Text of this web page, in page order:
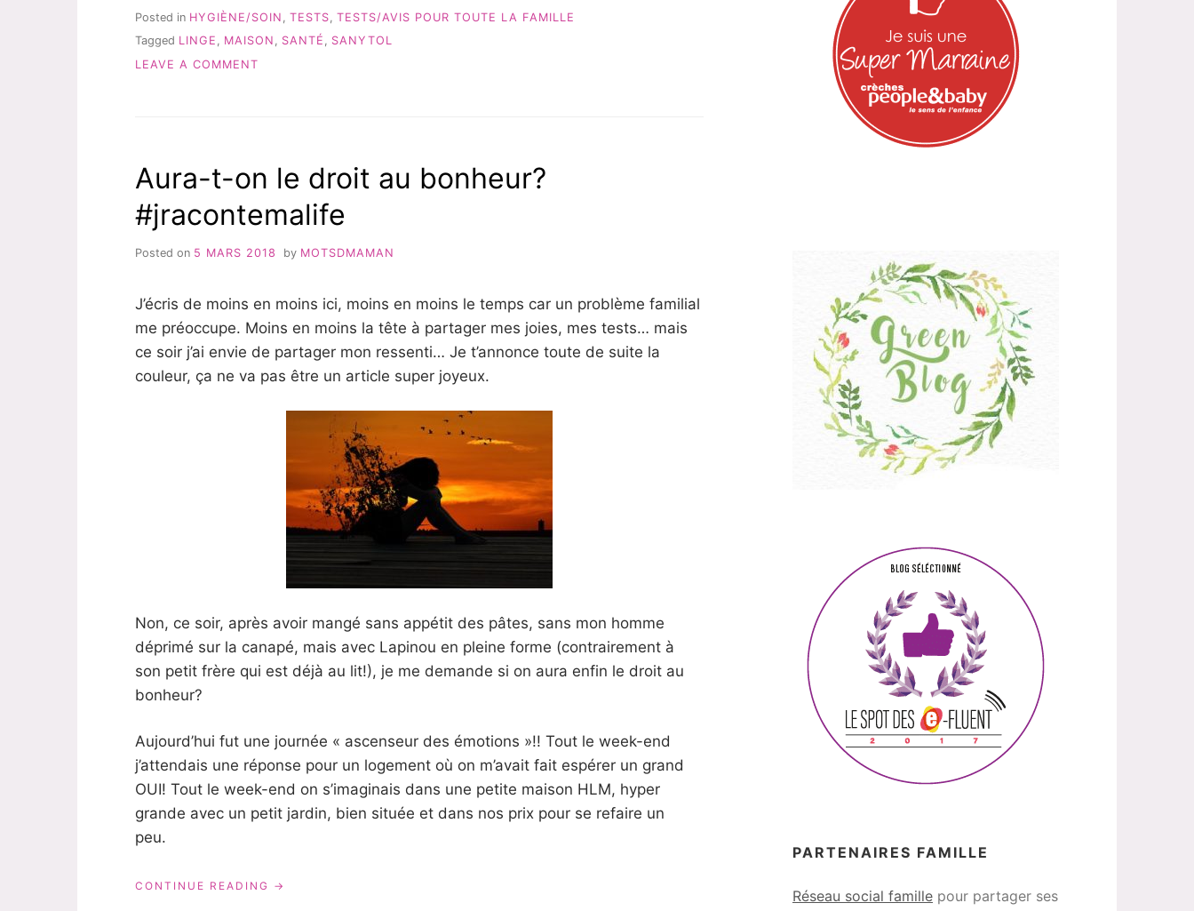
LINGE:
POURQUOI
ET
Posted in HYGIÈNE/SOIN , TESTS, TESTS/AVIS POUR TOUTE LA FAMILLE
Tagged LINGE , MAISON , SANTÉ , SANYTOL
LEAVE A COMMENT
ET
AVEC
Aura-t-on le droit au bonheur?
#jracontemalife
Posted on 5 MARS 2018 by MOTSDMAMAN
J’écris de moins en moins ici, moins en moins le temps car un problème familial
me préoccupe. Moins en moins la tête à partager mes joies, mes tests… mais
ce soir j’ai envie de partager mon ressenti… Je t’annonce toute de suite la
couleur, ça ne va pas être un article super joyeux.
Non, ce soir, après avoir mangé sans appétit des pâtes, sans mon homme
déprimé sur la canapé, mais avec Lapinou en pleine forme (contrairement à
son petit frère qui est déjà au lit!), je me demande si on aura enfin le droit au
bonheur?
Aujourd’hui fut une journée « ascenseur des émotions »!! Tout le week-end
j’attendais une réponse pour un logement où on m’avait fait espérer un grand
OUI! Tout le week-end on s’imaginais dans une petite maison HLM, hyper
grande avec un petit jardin, bien située et dans nos prix pour se refaire un
peu.
CONTINUE READING « AURA-
PARTENAIRES FAMILLE
Réseau social famille pour partager ses